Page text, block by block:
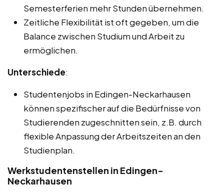
Semesterferien mehr Stunden übernehmen.
Zeitliche Flexibilität ist oft gegeben, um die
Balance zwischen Studium und Arbeit zu
ermöglichen.
Unterschiede:
Studentenjobs in Edingen-Neckarhausen
können spezifischer auf die Bedürfnisse von
Studierenden zugeschnitten sein, z.B. durch
flexible Anpassung der Arbeitszeiten an den
Studienplan.
Werkstudentenstellen in Edingen-
Neckarhausen